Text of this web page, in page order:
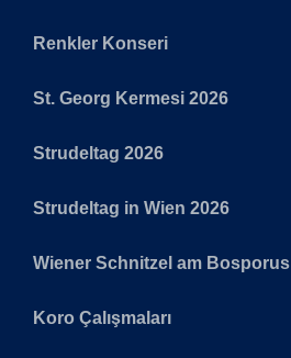
Renkler Konseri
St. Georg Kermesi 2026
Strudeltag 2026
Strudeltag in Wien 2026
Wiener Schnitzel am Bosporus
Koro Çalışmaları